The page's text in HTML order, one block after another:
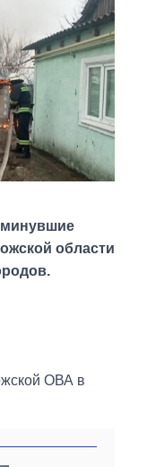
минувшие
области
ОВА в